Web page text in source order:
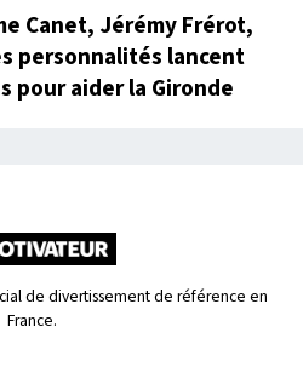
Canet, Jérémy Frérot,
personnalités lancent
pour aider la Gironde
de divertissement de référence en
France.